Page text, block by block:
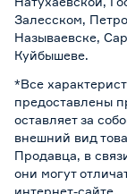
Залесском,
Называевске,
Куйбышеве.
*Все
предоставлены
оставляет за
внешний вид
Продавца, в
они могут
интернет-сайте.